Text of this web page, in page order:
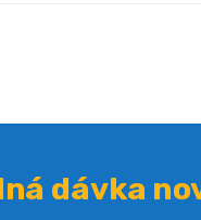
dávka